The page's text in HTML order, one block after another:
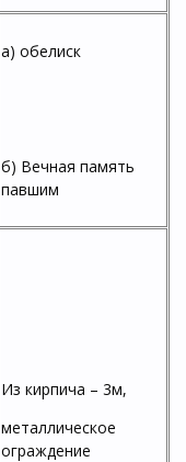
а) обелиск
б) Вечная память
павшим
Из кирпича – 3м,
металлическое
ограждение